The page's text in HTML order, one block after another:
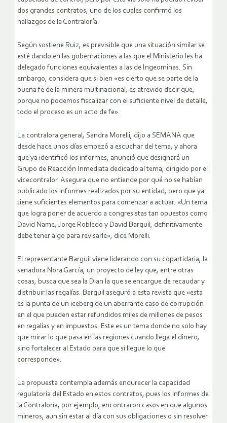
dos grandes contratos, uno de los cuales confirmó los
hallazgos de la Contraloría.
Según sostiene Ruiz, es previsible que una situación similar se
esté dando en las gobernaciones a las que el Ministerio les ha
delegado funciones equivalentes a las de Ingeominas. Sin
embargo, considera que si bien «es cierto que se parte de la
buena fe de la minera multinacional, es atrevido decir que,
porque no podemos fiscalizar con el suficiente nivel de detalle,
todo el proceso es un acto de fe».
La contralora general, Sandra Morelli, dijo a SEMANA que
desde hace unos días empezó a escuchar del tema, y ahora
que ya identificó los informes, anunció que designará un
Grupo de Reacción Inmediata dedicado al tema, dirigido por el
vicecontralor. Asegura que no entiende por qué no se habían
publicado los informes realizados por su entidad, pero que ya
tiene suficientes elementos para comenzar a actuar. «Un tema
que logra poner de acuerdo a congresistas tan opuestos como
David Name, Jorge Robledo y David Barguil, definitivamente
debe tener algo para revisarle», dice Morelli.
El representante Barguil viene liderando con su copartidaria, la
senadora Nora García, un proyecto de ley que, entre otras
cosas, busca que sea la Dian la que se encargue de recaudar y
distribuir las regalías. Barguil aseguró a esta revista que «esta
es la punta de un iceberg de un aberrante caso de corrupción
en el que pueden estar refundidos miles de millones de pesos
en regalías y en impuestos. Este es un tema donde no solo hay
que mirar lo que pasa en las regiones cuando llega el dinero,
sino fortalecer al Estado para que sí llegue lo que
corresponde».
La propuesta contempla además endurecer la capacidad
regulatoria del Estado en estos contratos, pues los informes de
la Contraloría, por ejemplo, encontraron casos en que algunos
mineros, aun sin estar al día con sus obligaciones o sin resolver